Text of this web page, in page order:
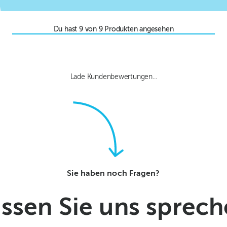
Du hast 9von 9 Produkten angesehen
Lade Kundenbewertungen...
Sie haben noch Fragen?
Sie uns